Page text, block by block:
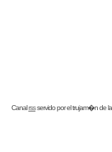
Canalrssservido por eltrujam�nde